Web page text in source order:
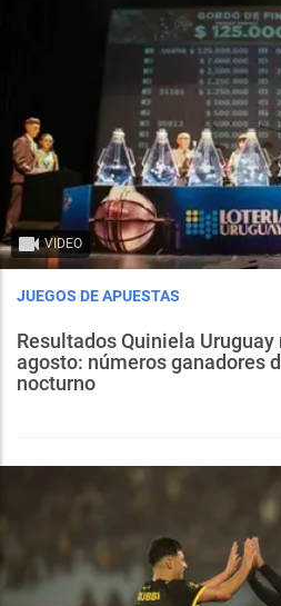
VIDEO
JUEGOS DE APUESTAS
Resultados Quiniela
agosto: números ganadores
nocturno